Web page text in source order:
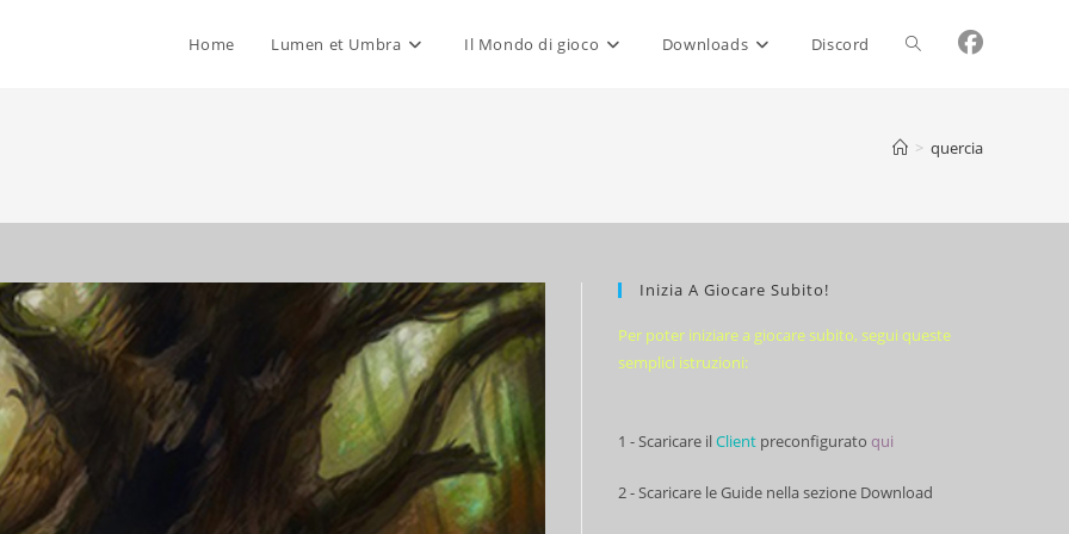
Home Lumen et Umbra Il Mondo di gioco Downloads Discord Attiva/disattiva
ricerca
web
> quercia
Inizia A Giocare Subito!
Per poter iniziare a giocare subito, segui queste
semplici istruzioni:
1 - Scaricare il Client preconfigurato qui
2 - Scaricare le Guide nella sezione Download